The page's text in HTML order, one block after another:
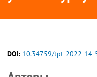
DOI: 10.34759/tpt-2022-